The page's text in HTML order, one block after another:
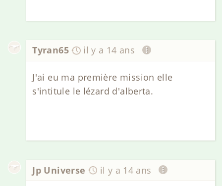
Tyran65 il y a 14 ans
J'ai eu ma première mission elle
s'intitule le lézard d'alberta.
Jp Universe il y a 14 ans